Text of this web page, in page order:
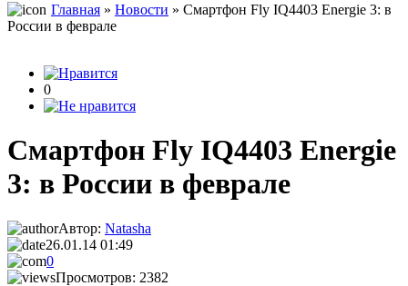
Главная » Новости » Смартфон Fly IQ4403 Energie 3: в
России в феврале
0
Смартфон Fly IQ4403 Energie
3: в России в феврале
Автор: Natasha
26.01.14 01:49
0
Просмотров: 2382